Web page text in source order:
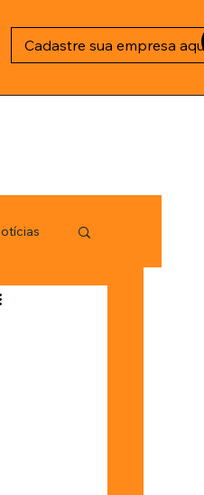
Cadastre sua empresa aqui